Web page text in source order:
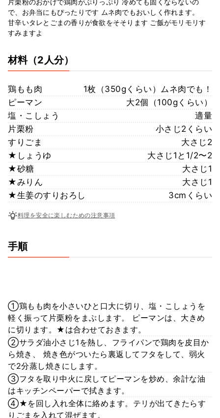
片栗粉のおかげで鶏肉がぷりっぷり 冷めても固くならないの
で、お弁当にもぴったりです ムネ肉でもおいしく作れます。
甘辛いタレとごまの香りが食欲をそそります ご飯がモリモリす
すみますよ
材料（2人分）
鶏もも肉
1枚（350gくらい）ムネ肉でも！
ピーマン
大2個（100gくらい）
塩・こしょう
適量
片栗粉
小さじ2くらい
すりごま
大さじ2
★しょうゆ
大さじ1と1/2〜2
★砂糖
大さじ1
★みりん
大さじ1
★生姜のすりおろし
3cmくらい
料理を安全に楽しむための注意事項
手順
①鶏もも肉を小さいひと口大に切り、塩・こしょうを
軽く振って片栗粉をまぶします。 ピーマンは、大きめ
に切ります。★は合わせておきます。
②サラダ油小さじ1を熱し、フライパンで鶏肉を皮目か
ら焼き、 焼き色がついたら裏返してフタをして、弱火
で2分蒸し焼きにします。
③フタを取り中火に戻してピーマンを炒め、余計な油
はキッチンペーパーで拭きます。
④★を回し入れ全体に絡めます。テリが出てきたらす
りごまを入れて混ぜます。